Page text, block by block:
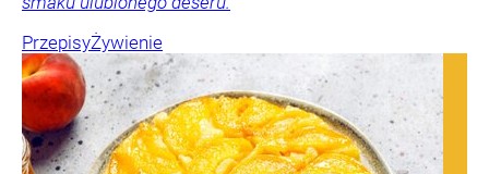
PrzepisyŻywienie